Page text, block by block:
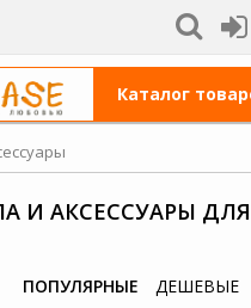
Каталог
И АКСЕССУАРЫ ДЛЯ
ПОПУЛЯРНЫЕ ДЕШЕВЫЕ